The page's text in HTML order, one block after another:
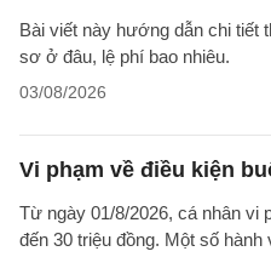
Bài viết này hướng dẫn chi tiết
sơ ở đâu, lệ phí bao nhiêu.
03/08/2026
Vi phạm về điều kiện
Từ ngày 01/8/2026, cá nhân vi
đến 30 triệu đồng. Một số